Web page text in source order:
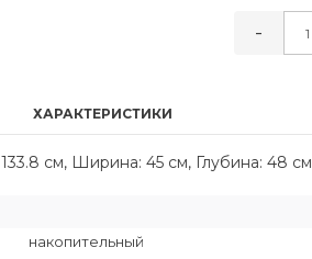
-
ХАРАКТЕРИСТИКИ
см, Ширина: 45 см, Глубина: 48 см
накопительный